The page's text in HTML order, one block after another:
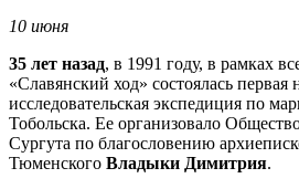
10 июня
35 лет назад, в 1991 году, в рамках
«Славянский ход» состоялась первая
исследовательская экспедиция по
Тобольска. Ее организовало
Сургута по благословению
Тюменского Владыки Димитрия.